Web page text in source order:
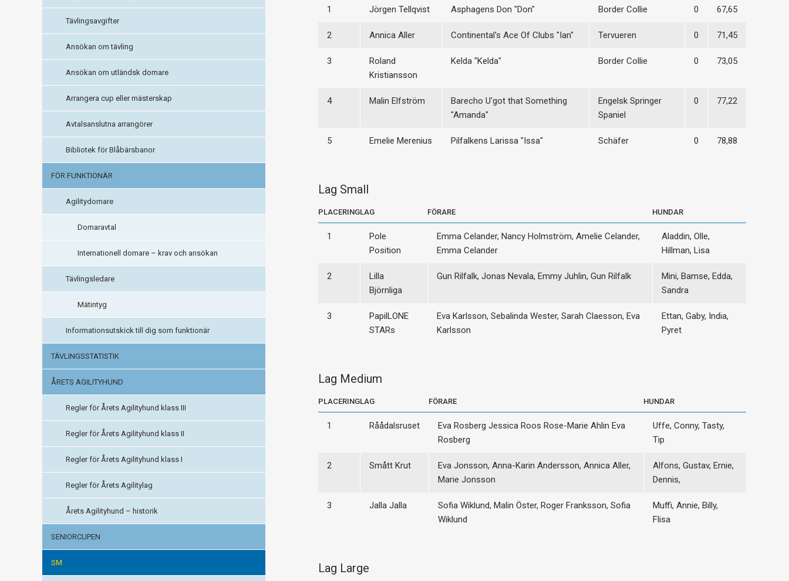
Tävlingsavgifter
Ansökan om tävling
Ansökan om utländsk domare
Arrangera cup eller mästerskap
Avtalsanslutna arrangörer
Bibliotek för Blåbärsbanor
FÖR FUNKTIONÄR
Agilitydomare
Domaravtal
Internationell domare – krav och ansökan
Tävlingsledare
Mätintyg
Informationsutskick till dig som funktionär
TÄVLINGSSTATISTIK
ÅRETS AGILITYHUND
Regler för Årets Agilityhund klass III
Regler för Årets Agilityhund klass II
Regler för Årets Agilityhund klass I
Regler för Årets Agilitylag
Årets Agilityhund – historik
SENIORCUPEN
SM
1 Jörgen Tellqvist Asphagens Don "Don" Border Collie 0 67,65
2 Annica Aller Continental's Ace Of Clubs "Ian" Tervueren 0 71,45
3
Roland
Kristiansson
Kelda "Kelda" Border Collie 0 73,05
4 Malin Elfström
Barecho U'got that Something
"Amanda"
Engelsk Springer
Spaniel
0 77,22
5 Emelie Merenius Pilfalkens Larissa "Issa" Schäfer 0 78,88
Lag Small
PLACERINGLAG FÖRARE HUNDAR
1
Pole
Position
Emma Celander, Nancy Holmström, Amelie Celander,
Emma Celander
Aladdin, Olle,
Hillman, Lisa
2
Lilla
Björnliga
Gun Rilfalk, Jonas Nevala, Emmy Juhlin, Gun Rilfalk
Mini, Bamse, Edda,
Sandra
3
PapilLONE
STARs
Eva Karlsson, Sebalinda Wester, Sarah Claesson, Eva
Karlsson
Ettan, Gaby, India,
Pyret
Lag Medium
PLACERINGLAG FÖRARE HUNDAR
1 Råådalsruset
Eva Rosberg Jessica Roos Rose-Marie Ahlin Eva
Rosberg
Uffe, Conny, Tasty,
Tip
2 Smått Krut
Eva Jonsson, Anna-Karin Andersson, Annica Aller,
Marie Jonsson
Alfons, Gustav, Ernie,
Dennis,
3 Jalla Jalla
Sofia Wiklund, Malin Öster, Roger Franksson, Sofia
Wiklund
Muffi, Annie, Billy,
Flisa
Lag Large